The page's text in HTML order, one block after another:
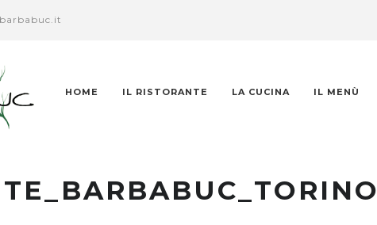
HOME IL RISTORANTE LA CUCINA IL MENÙ